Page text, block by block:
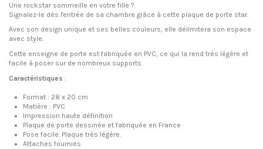
Une rockstar sommeille en votre fille ?
Signalez-le dès l'entrée de sa chambre grâce à cette plaque de porte star.
Avec son design unique et ses belles couleurs, elle délimitera son espace
avec style.
Cette enseigne de porte est fabriquée en PVC, ce qui la rend très légère et
facile à poser sur de nombreux supports.
Caractéristiques :
Format : 28 x 20 cm
Matière : PVC
Impression haute définition
Plaque de porte dessinée et fabriquée en France
Pose facile. Plaque très légère.
Attaches fournies